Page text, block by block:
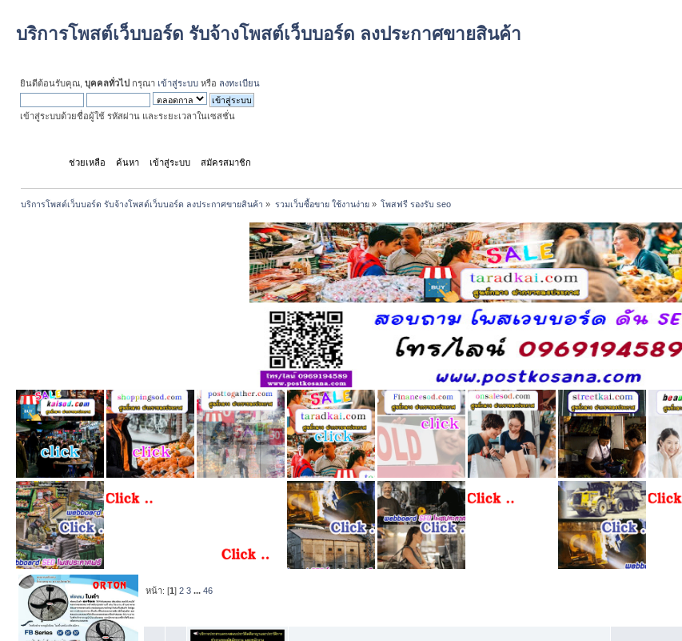
บริการโพสต์เว็บบอร์ด รับจ้างโพสต์เว็บบอร์ด ลงประกาศขายสินค้า
ยินดีต้อนรับคุณ, บุคคลทั่วไป กรุณา เข้าสู่ระบบ หรือ ลงทะเบียน
เข้าสู่ระบบด้วยชื่อผู้ใช้ รหัสผ่าน และระยะเวลาในเซสชั่น
ช่วยเหลือ ค้นหา เข้าสู่ระบบ สมัครสมาชิก
บริการโพสต์เว็บบอร์ด รับจ้างโพสต์เว็บบอร์ด ลงประกาศขายสินค้า » รวมเว็บซื้อขาย ใช้งานง่าย» โพสฟรี รองรับ seo
หน้า: [1]2 3 ...46